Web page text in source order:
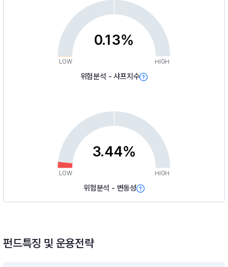
0.13%
LOW HIGH
위험분석 - 샤프지수
3.44%
LOW HIGH
위험분석 - 변동성
펀드특징 및 운용전략